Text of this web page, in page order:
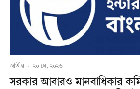
জাতীয় · ২০ মে, ২০২৬
সরকার আবারও মানবাধিকার